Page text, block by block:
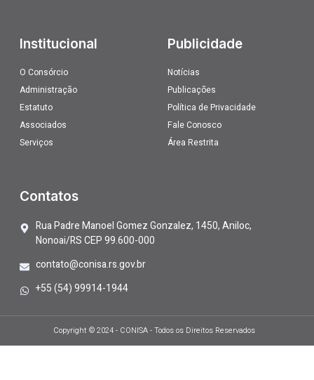
Institucional
O Consórcio
Administração
Estatuto
Associados
Serviços
Publicidade
Notícias
Publicações
Política de Privacidade
Fale Conosco
Área Restrita
Contatos
Rua Padre Manoel Gomez Gonzalez, 1450, Aniloc,
Nonoai/RS CEP 99.600-000
contato@conisa.rs.gov.br
+55 (54) 99914-1944
Copyright © 2024 - CONISA - Todos os Direitos Reservados